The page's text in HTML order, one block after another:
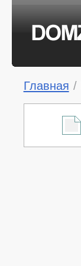
Главная /